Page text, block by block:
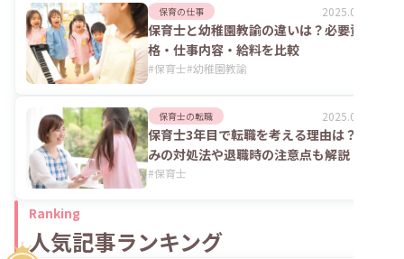
保育の仕事 2025.06.02
保育士と幼稚園教諭の違いは？必要資
格・仕事内容・給料を比較
#保育士#幼稚園教諭
保育士の転職 2025.06.02
保育士3年目で転職を考える理由は？悩
みの対処法や退職時の注意点も解説
#保育士
Ranking
人気記事ランキング